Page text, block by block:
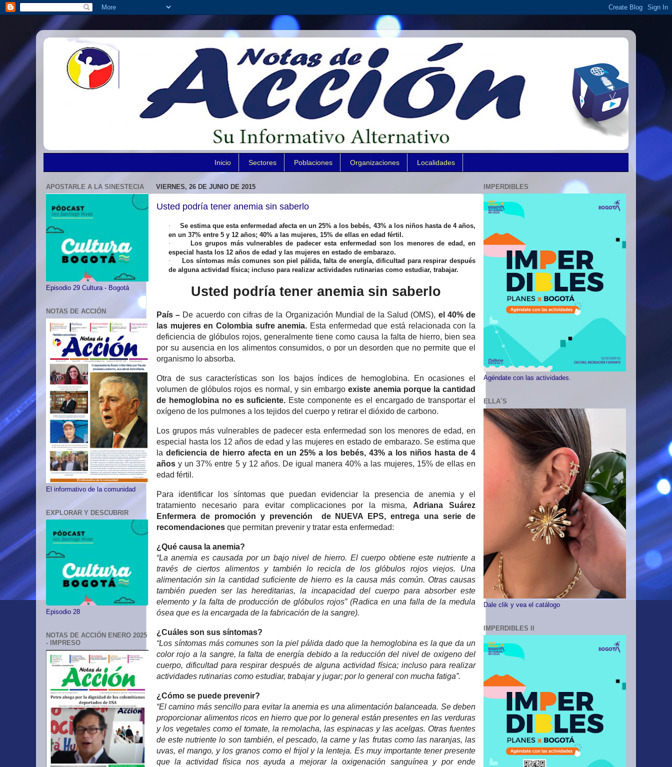
Inicio Sectores Poblaciones Organizaciones Localidades
VIERNES, 26 DE JUNIO DE 2015
Usted podría tener anemia sin saberlo
·
Se estima que esta enfermedad afecta en un 25% a los bebés, 43% a los niños hasta de 4 años,
en un 37% entre 5 y 12 años; 40% a las mujeres, 15% de ellas en edad fértil.
·
Los grupos más vulnerables de padecer esta enfermedad son los menores de edad, en
especial hasta los 12 años de edad y las mujeres en estado de embarazo.
·
Los síntomas más comunes son piel pálida, falta de energía, dificultad para respirar después
de alguna actividad física; incluso para realizar actividades rutinarias como estudiar, trabajar.
Usted podría tener anemia sin saberlo
País – De acuerdo con cifras de la Organización Mundial de la Salud (OMS), el 40% de
las mujeres en Colombia sufre anemia. Esta enfermedad que está relacionada con la
deficiencia de glóbulos rojos, generalmente tiene como causa la falta de hierro, bien sea
por su ausencia en los alimentos consumidos, o por un desorden que no permite que el
organismo lo absorba.
Otra de sus características son los bajos índices de hemoglobina. En ocasiones el
volumen de glóbulos rojos es normal, y sin embargoexiste anemia porque la cantidad
de hemoglobina no es suficiente. Este componente es el encargado de transportar el
oxígeno de los pulmones a los tejidos del cuerpo y retirar el dióxido de carbono.
Los grupos más vulnerables de padecer esta enfermedad son los menores de edad, en
especial hasta los 12 años de edad y las mujeres en estado de embarazo. Se estima que
la deficiencia de hierro afecta en un 25% a los bebés, 43% a los niños hasta de 4
años y un 37% entre 5 y 12 años. De igual manera 40% a las mujeres, 15% de ellas en
edad fértil.
Para identificar los síntomas que puedan evidenciar la presencia de anemia y el
tratamiento necesario para evitar complicaciones por la misma, Adriana Suárez
Enfermera de promoción y prevención de NUEVA EPS, entrega una serie de
recomendaciones que permitan prevenir y tratar esta enfermedad:
¿Qué causa la anemia?
“La anemia es causada por un bajo nivel de hierro. El cuerpo obtiene este nutriente a
través de ciertos alimentos y también lo recicla de los glóbulos rojos viejos. Una
alimentación sin la cantidad suficiente de hierro es la causa más común. Otras causas
también pueden ser las hereditarias, la incapacidad del cuerpo para absorber este
elemento y la falta de producción de glóbulos rojos” (Radica en una falla de la medula
ósea que es la encargada de la fabricación de la sangre).
¿Cuáles son sus síntomas?
“Los síntomas más comunes son la piel pálida dado que la hemoglobina es la que da un
color rojo a la sangre, la falta de energía debido a la reducción del nivel de oxigeno del
cuerpo, dificultad para respirar después de alguna actividad física; incluso para realizar
actividades rutinarias como estudiar, trabajar y jugar; por lo general con mucha fatiga”.
¿Cómo se puede prevenir?
“El camino más sencillo para evitar la anemia es una alimentación balanceada. Se deben
proporcionar alimentos ricos en hierro que por lo general están presentes en las verduras
y los vegetales como el tomate, la remolacha, las espinacas y las acelgas. Otras fuentes
de este nutriente lo son también, el pescado, la carne y las frutas como las naranjas, las
uvas, el mango, y los granos como el frijol y la lenteja. Es muy importante tener presente
que la actividad física nos ayuda a mejorar la oxigenación sanguínea y por ende
APOSTARLE A LA SINESTECIA
Episodio 29 Cultura - Bogotá
NOTAS DE ACCIÓN
El informativo de la comunidad
EXPLORAR Y DESCUBRIR
Episodio 28
NOTAS DE ACCIÓN ENERO 2025
- IMPRESO
IMPERDIBLES
Agéndate con las actividades.
ELLA´S
Dale clik y vea el catálogo
IMPERDIBLES II